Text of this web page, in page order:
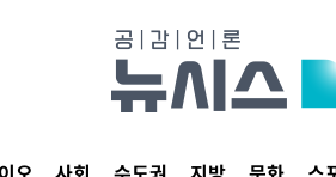
음